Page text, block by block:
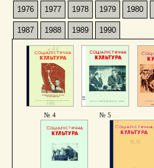
1976 1977 1978 1979 1980
1987 1988 1989 1990
№ 4 № 5